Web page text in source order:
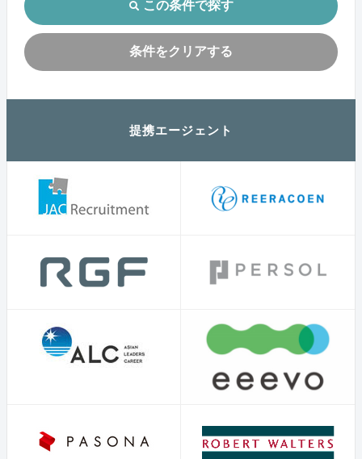
この条件で探す
条件をクリアする
提携エージェント